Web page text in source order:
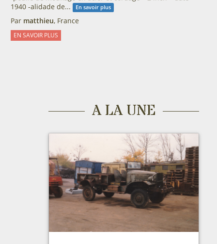
1940 -alidade de...
En savoir plus
Par matthieu, France
EN SAVOIR PLUS
A LA UNE